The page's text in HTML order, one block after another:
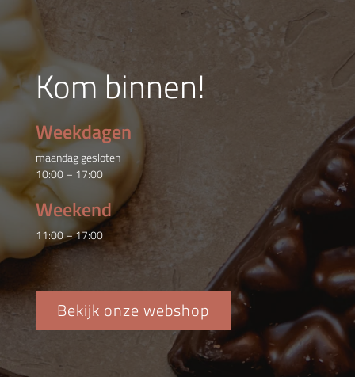
Kom binnen!
Weekdagen
maandag gesloten
10:00 – 17:00
Weekend
11:00 – 17:00
Bekijk onze webshop